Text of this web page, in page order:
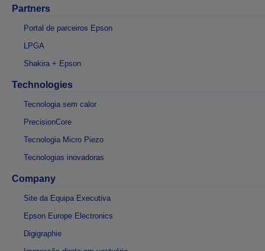
Partners
Portal de parceiros Epson
LPGA
Shakira + Epson
Technologies
Tecnologia sem calor
PrecisionCore
Tecnologia Micro Piezo
Tecnologias inovadoras
Company
Site da Equipa Executiva
Epson Europe Electronics
Digigraphie